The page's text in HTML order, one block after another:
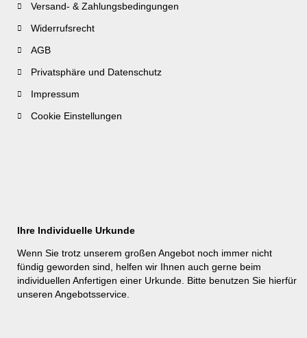
Versand- & Zahlungsbedingungen
Widerrufsrecht
AGB
Privatsphäre und Datenschutz
Impressum
Cookie Einstellungen
Ihre Individuelle Urkunde
Wenn Sie trotz unserem großen Angebot noch immer nicht
fündig geworden sind, helfen wir Ihnen auch gerne beim
individuellen Anfertigen einer Urkunde. Bitte benutzen Sie hierfür
unseren Angebotsservice